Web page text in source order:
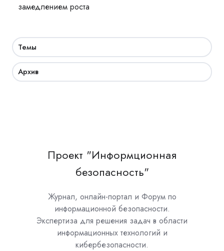
замедлением роста
Темы
Архив
Проект "Информционная
безопасность"
Журнал, онлайн-портал и Форум по
информационной безопасности.
Экспертиза для решения задач в области
информационных технологий и
кибербезопасности.